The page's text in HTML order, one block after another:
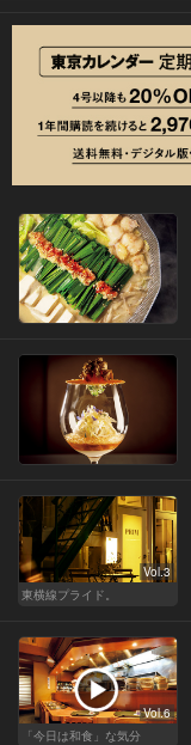
Vol.3
東横線プライド。
Vol.6
「今日は和食」な気分